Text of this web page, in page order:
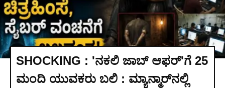
SHOCKING : 'ನಕಲಿ ಜಾಬ್ ಆಫರ್‌'ಗೆ 25
ಮಂದಿ ಯುವಕರು ಬಲಿ : ಮ್ಯಾನ್ಮಾರ್‌ನಲ್ಲಿ